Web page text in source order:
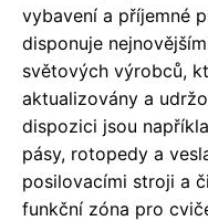
vybavení a příjemné
disponuje
světových výrobců,
aktualizovány a
dispozici jsou
pásy, rotopedy a
posilovacími stroji a
funkční zóna pro